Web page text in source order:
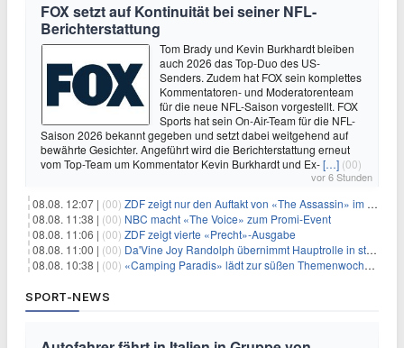
FOX setzt auf Kontinuität bei seiner NFL-
Berichterstattung
Tom Brady und Kevin Burkhardt bleiben
auch 2026 das Top-Duo des US-
Senders. Zudem hat FOX sein komplettes
Kommentatoren- und Moderatorenteam
für die neue NFL-Saison vorgestellt. FOX
Sports hat sein On-Air-Team für die NFL-
Saison 2026 bekannt gegeben und setzt dabei weitgehend auf
bewährte Gesichter. Angeführt wird die Berichterstattung erneut
vom Top-Team um Kommentator Kevin Burkhardt und Ex-[…] (00)
vor 6 Stunden
08.08. 12:07 | (00) ZDF zeigt nur den Auftakt von «The Assassin» im Fernsehen
08.08. 11:38 | (00) NBC macht «The Voice» zum Promi-Event
08.08. 11:06 | (00) ZDF zeigt vierte «Precht»-Ausgabe
08.08. 11:00 | (00) Da'Vine Joy Randolph übernimmt Hauptrolle in starbesetzter schwarzer Komödie
08.08. 10:38 | (00) «Camping Paradis» lädt zur süßen Themenwoche ein
SPORT-NEWS